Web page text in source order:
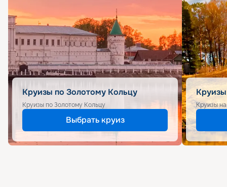
Круизы по Золотому Кольцу
Круизы по Золотому Кольцу
Выбрать круиз
Круизы